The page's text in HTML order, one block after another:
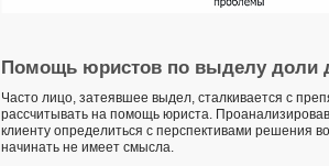
Помощь юристов по выделу доли
Часто лицо, затеявшее выдел, сталкивается с
рассчитывать на помощь юриста.
клиенту определиться с перспективами решения
начинать не имеет смысла.